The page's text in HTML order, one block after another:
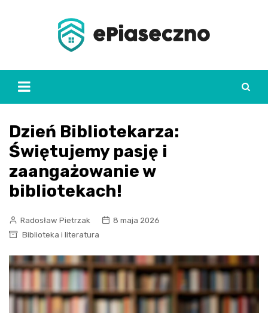
Dzień Bibliotekarza:
Świętujemy pasję i
zaangażowanie w
bibliotekach!
Radosław Pietrzak
8 maja 2026
Biblioteka i literatura